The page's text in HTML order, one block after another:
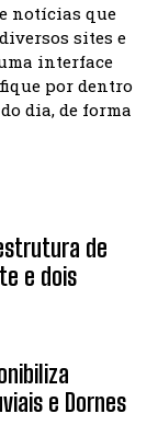
notícias que
sites e
interface
por dentro
dia, de forma
de
e dois
e Dornes